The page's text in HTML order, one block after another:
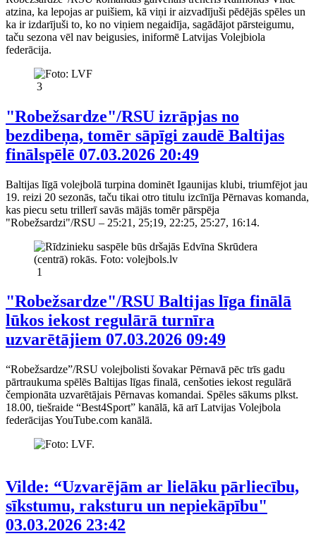
atzina, ka lepojas ar puišiem, kā viņi ir aizvadījuši pēdējās spēles un
ka ir izdarījuši to, ko no viņiem negaidīja, sagādājot pārsteigumu,
taču sezona vēl nav beigusies, iniformē Latvijas Volejbiola
federācija.
3
"Robežsardze"/RSU izrāpjas no
bezdibeņa, tomēr sāpīgi zaudē Baltijas
finālspēlē 07.03.2026 20:49
Baltijas līgā volejbolā turpina dominēt Igaunijas klubi, triumfējot jau
19. reizi 20 sezonās, taču tikai otro titulu izcīnīja Pērnavas komanda,
kas piecu setu trillerī savās mājās tomēr pārspēja
"Robežsardzi"/RSU – 25:21, 25;19, 22:25, 25:27, 16:14.
1
"Robežsardze"/RSU Baltijas līga finālā
lūkos iekost regulārā turnīra
uzvarētājiem 07.03.2026 09:49
“Robežsardze”/RSU volejbolisti šovakar Pērnavā pēc trīs gadu
pārtraukuma spēlēs Baltijas līgas finalā, cenšoties iekost regulārā
čempionāta uzvarētājais Pērnavas komandai. Spēles sākums plkst.
18.00, tiešraide “Best4Sport” kanālā, kā arī Latvijas Volejbola
federācijas YouTube.com kanālā.
Vilde: “Uzvarējām ar lielāku pārliecību,
sīkstumu, raksturu un nepiekāpību"
03.03.2026 23:42